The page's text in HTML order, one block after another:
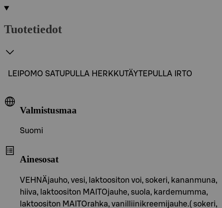
Tuotetiedot
LEIPOMO SATUPULLA HERKKUTÄYTEPULLA IRTO
Valmistusmaa
Suomi
Ainesosat
VEHNÄjauho, vesi, laktoositon voi, sokeri, kananmuna,
hiiva, laktoositon MAITOjauhe, suola, kardemumma,
laktoositon MAITOrahka, vanilliinikreemijauhe.( sokeri,